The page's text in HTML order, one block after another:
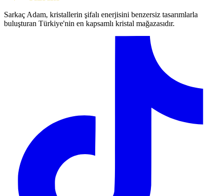
Sarkaç Adam, kristallerin şifalı enerjisini benzersiz tasarımlarla
buluşturan Türkiye'nin en kapsamlı kristal mağazasıdır.